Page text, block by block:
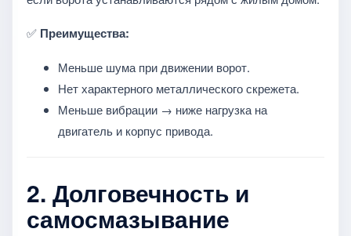
✅ Преимущества:
Меньше шума при движении ворот.
Нет характерного металлического скрежета.
Меньше вибрации → ниже нагрузка на
двигатель и корпус привода.
2. Долговечность и
самосмазывание